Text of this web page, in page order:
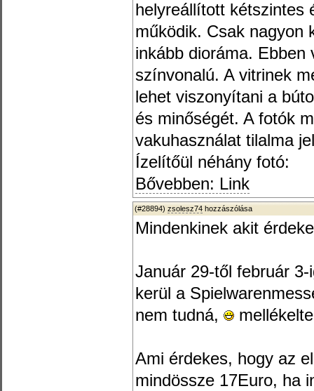
helyreállított kétszintes
működik. Csak nagyon
inkább dioráma. Ebben
színvonalú. A vitrinek
lehet viszonyítani a
és minőségét. A fotók
vakuhasználat tilalma
Ízelítőül néhány fotó:
Bővebben: Link
(#28894) zsolesz74 hozzászólása
Mindenkinek akit
Január 29-től február
kerül a
nem tudná,
Ami érdekes, hogy az
mindössze 17Euro, ha